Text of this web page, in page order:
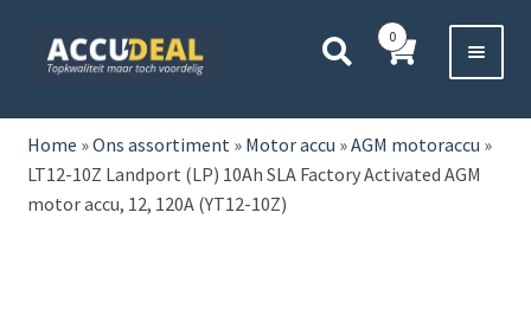
door
naar
direct
naar
HOME
AUTO
Home »Ons assortiment» Motor accu »AGM motoraccu »
LT12-10Z Landport (LP) 10Ah SLA Factory Activated AGM
motor accu, 12, 120A (YT12-10Z)
0